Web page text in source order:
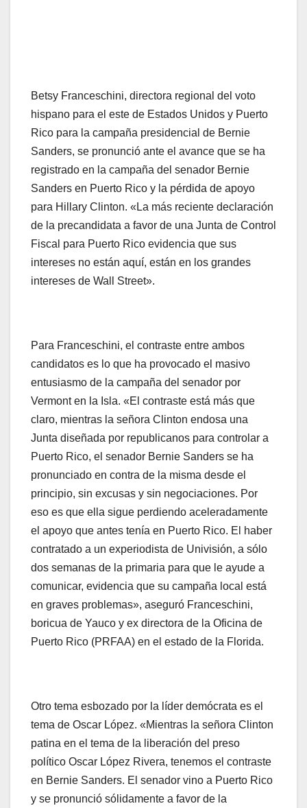
Betsy Franceschini, directora regional del voto
hispano para el este de Estados Unidos y Puerto
Rico para la campaña presidencial de Bernie
Sanders, se pronunció ante el avance que se ha
registrado en la campaña del senador Bernie
Sanders en Puerto Rico y la pérdida de apoyo
para Hillary Clinton. «La más reciente declaración
de la precandidata a favor de una Junta de Control
Fiscal para Puerto Rico evidencia que sus
intereses no están aquí, están en los grandes
intereses de Wall Street».
Para Franceschini, el contraste entre ambos
candidatos es lo que ha provocado el masivo
entusiasmo de la campaña del senador por
Vermont en la Isla. «El contraste está más que
claro, mientras la señora Clinton endosa una
Junta diseñada por republicanos para controlar a
Puerto Rico, el senador Bernie Sanders se ha
pronunciado en contra de la misma desde el
principio, sin excusas y sin negociaciones. Por
eso es que ella sigue perdiendo aceleradamente
el apoyo que antes tenía en Puerto Rico. El haber
contratado a un experiodista de Univisión, a sólo
dos semanas de la primaria para que le ayude a
comunicar, evidencia que su campaña local está
en graves problemas», aseguró Franceschini,
boricua de Yauco y ex directora de la Oficina de
Puerto Rico (PRFAA) en el estado de la Florida.
Otro tema esbozado por la líder demócrata es el
tema de Oscar López. «Mientras la señora Clinton
patina en el tema de la liberación del preso
político Oscar López Rivera, tenemos el contraste
en Bernie Sanders. El senador vino a Puerto Rico
y se pronunció sólidamente a favor de la